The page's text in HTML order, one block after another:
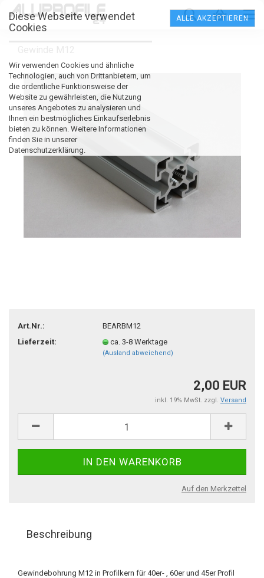
Diese Webseite verwendet
Cookies
Wir verwenden Cookies und ähnliche
Technologien, auch von Drittanbietern, um
die ordentliche Funktionsweise der
Website zu gewährleisten, die Nutzung
unseres Angebotes zu analysieren und
Ihnen ein bestmögliches Einkaufserlebnis
bieten zu können. Weitere Informationen
finden Sie in unserer
Datenschutzerklärung.
ALLE AKZEPTIEREN
Art.Nr.:
BEARBM12
Lieferzeit:
ca. 3-8 Werktage
(Ausland abweichend)
2,00 EUR
inkl. 19% MwSt. zzgl. Versand
Auf den Merkzettel
Beschreibung
Gewindebohrung M12 in Profilkern für 40er- , 60er und 45er Profil